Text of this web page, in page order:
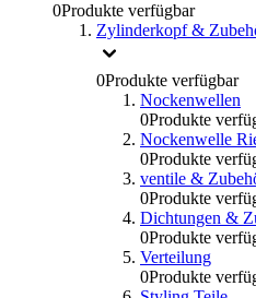
0Produkte verfügbar
Zylinderkopf &
0Produkte verfügbar
Nockenwellen
0Produkte
Nockenwelle
0Produkte
ventile &
0Produkte
Dichtungen &
0Produkte
Verteilung
0Produkte